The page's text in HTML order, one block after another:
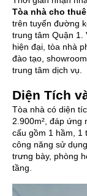
Tòa nhà cho thuê
trên tuyến đường
trung tâm Quận 1.
hiện đại, tòa nhà
đào tạo,
trung tâm dịch vụ.
Diện Tích
Tòa nhà có diện
2.900m², đáp ứng
cấu gồm 1 hầm, 1
công năng sử
trưng bày, phòng
tầng.